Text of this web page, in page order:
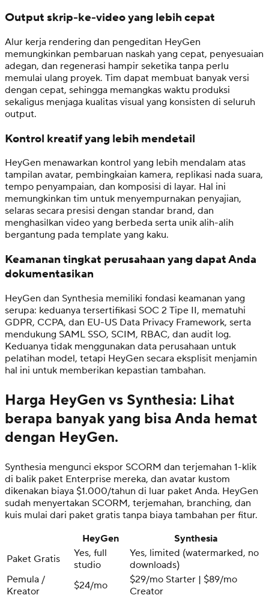
Output skrip-ke-video yang lebih cepat
Alur kerja rendering dan pengeditan HeyGen
memungkinkan pembaruan naskah yang cepat, penyesuaian
adegan, dan regenerasi hampir seketika tanpa perlu
memulai ulang proyek. Tim dapat membuat banyak versi
dengan cepat, sehingga memangkas waktu produksi
sekaligus menjaga kualitas visual yang konsisten di seluruh
output.
Kontrol kreatif yang lebih mendetail
HeyGen menawarkan kontrol yang lebih mendalam atas
tampilan avatar, pembingkaian kamera, replikasi nada suara,
tempo penyampaian, dan komposisi di layar. Hal ini
memungkinkan tim untuk menyempurnakan penyajian,
selaras secara presisi dengan standar brand, dan
menghasilkan video yang berbeda serta unik alih-alih
bergantung pada template yang kaku.
Keamanan tingkat perusahaan yang dapat Anda
dokumentasikan
HeyGen dan Synthesia memiliki fondasi keamanan yang
serupa: keduanya tersertifikasi SOC 2 Tipe II, mematuhi
GDPR, CCPA, dan EU-US Data Privacy Framework, serta
mendukung SAML SSO, SCIM, RBAC, dan audit log.
Keduanya tidak menggunakan data perusahaan untuk
pelatihan model, tetapi HeyGen secara eksplisit menjamin
hal ini untuk memberikan kepastian tambahan.
Harga HeyGen vs Synthesia: Lihat
berapa banyak yang bisa Anda hemat
dengan HeyGen.
Synthesia mengunci ekspor SCORM dan terjemahan 1-klik
di balik paket Enterprise mereka, dan avatar kustom
dikenakan biaya $1.000/tahun di luar paket Anda. HeyGen
sudah menyertakan SCORM, terjemahan, branching, dan
kuis mulai dari paket gratis tanpa biaya tambahan per fitur.
HeyGen
Synthesia
Paket Gratis
Yes, full
studio
Yes, limited (watermarked, no
downloads)
Pemula /
Kreator
$24/mo
$29/mo Starter | $89/mo
Creator